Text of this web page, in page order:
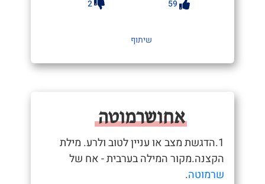
59
2
שיתוף
אחושרמוטה
1.הדגשת מצב או עניין לטוב ולרע. מילת
הקצנה.מקור המילה בערבית - אח של
שרמוטה.